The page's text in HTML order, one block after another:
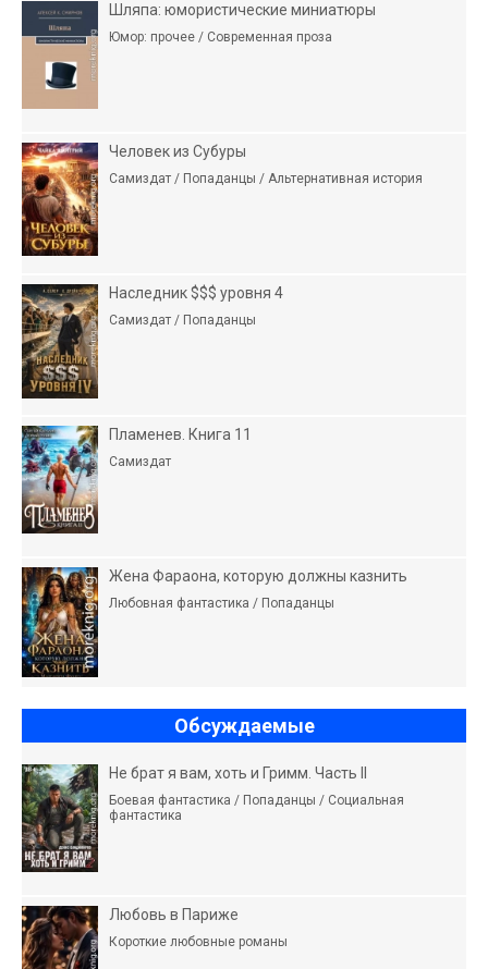
Шляпа: юмористические миниатюры
Юмор: прочее / Современная проза
Человек из Субуры
Самиздат / Попаданцы / Альтернативная история
Наследник $$$ уровня 4
Самиздат / Попаданцы
Пламенев. Книга 11
Самиздат
Жена Фараона, которую должны казнить
Любовная фантастика / Попаданцы
Обсуждаемые
Не брат я вам, хоть и Гримм. Часть II
Боевая фантастика / Попаданцы / Социальная
фантастика
Любовь в Париже
Короткие любовные романы